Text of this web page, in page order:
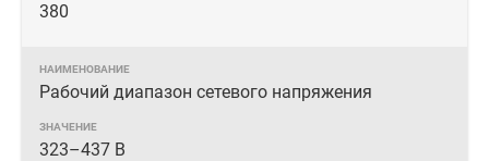
380
Рабочий диапазон сетевого напряжения
323–437 В